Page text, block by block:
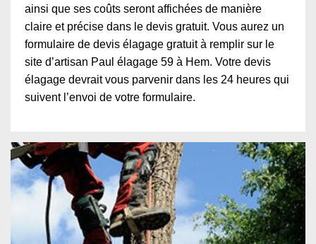
ainsi que ses coûts seront affichées de manière
claire et précise dans le devis gratuit. Vous aurez un
formulaire de devis élagage gratuit à remplir sur le
site d’artisan Paul élagage 59 à Hem. Votre devis
élagage devrait vous parvenir dans les 24 heures qui
suivent l’envoi de votre formulaire.